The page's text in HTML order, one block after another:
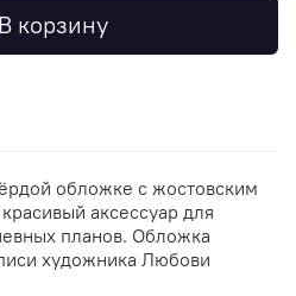
В корзину
обложке с жостовским
аксессуар для
планов. Обложка
художника Любови